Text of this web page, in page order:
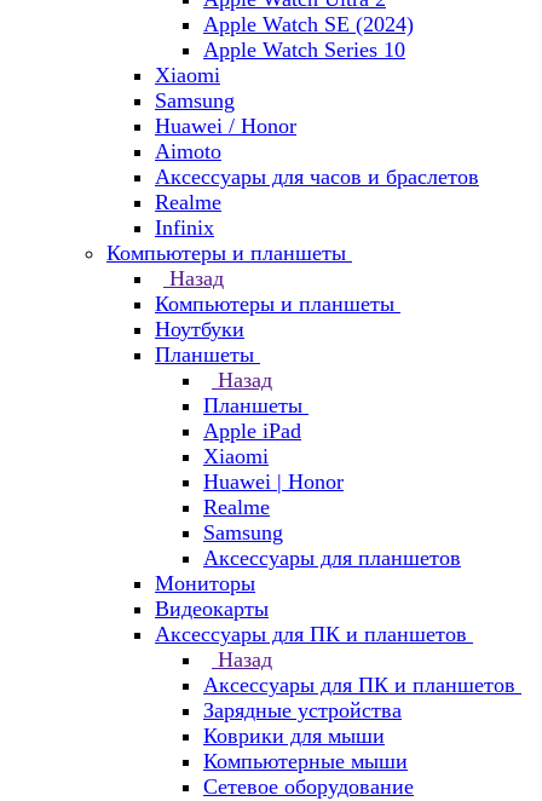
Apple Watch SE (2024)
Apple Watch Series 10
Xiaomi
Samsung
Huawei / Honor
Aimoto
Аксессуары для часов и браслетов
Realme
Infinix
Компьютеры и планшеты
Назад
Компьютеры и планшеты
Ноутбуки
Планшеты
Назад
Планшеты
Apple iPad
Xiaomi
Huawei | Honor
Realme
Samsung
Аксессуары для планшетов
Мониторы
Видеокарты
Аксессуары для ПК и планшетов
Назад
Аксессуары для ПК и планшетов
Зарядные устройства
Коврики для мыши
Компьютерные мыши
Сетевое оборудование